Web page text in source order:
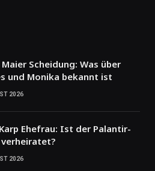
Maier Scheidung: Was über
und Monika bekannt ist
2026
Ehefrau: Ist der Palantir-
2026